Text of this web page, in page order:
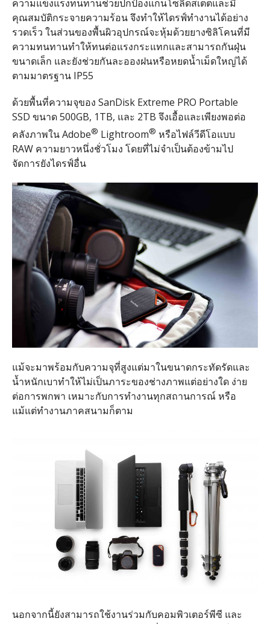
ความแข็งแรงทนทานช่วยปกป้องแกนโซลิดสเตตและมี
คุณสมบัติกระจายความร้อน จึงทำให้ไดรฟ์ทำงานได้อย่าง
รวดเร็ว ในส่วนของพื้นผิวอุปกรณ์จะหุ้มด้วยยางซิลิโคนที่มี
ความทนทานทำให้ทนต่อแรงกระแทกและสามารถกันฝุ่น
ขนาดเล็ก และยังช่วยกันละอองฝนหรือหยดน้ำเม็ดใหญ่ได้
ตามมาตรฐาน IP55
ด้วยพื้นที่ความจุของ SanDisk Extreme PRO Portable
SSD ขนาด 500GB, 1TB, และ 2TB จึงเอื้อและเพียงพอต่อ
คลังภาพใน Adobe® Lightroom® หรือไฟล์วีดีโอแบบ
RAW ความยาวหนึ่งชั่วโมง โดยที่ไม่จำเป็นต้องข้ามไป
จัดการยังไดรฟ์อื่น
แม้จะมาพร้อมกับความจุที่สูงแต่มาในขนาดกระทัดรัดและ
น้ำหนักเบาทำให้ไม่เป็นภาระของช่างภาพแต่อย่างใด ง่าย
ต่อการพกพา เหมาะกับการทำงานทุกสถานการณ์ หรือ
แม้แต่ทำงานภาคสนามก็ตาม
นอกจากนี้ยังสามารถใช้งานร่วมกับคอมพิวเตอร์พีซี และ